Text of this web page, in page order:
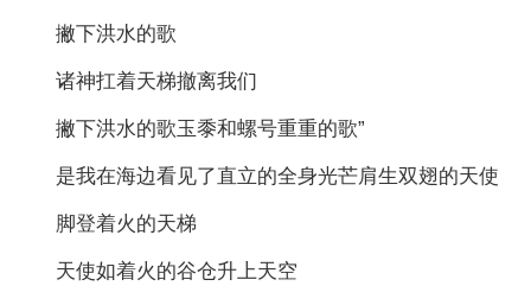
撇下洪水的歌
诸神扛着天梯撤离我们
撇下洪水的歌玉黍和螺号重重的歌”
是我在海边看见了直立的全身光芒肩生双翅的天使
脚登着火的天梯
天使如着火的谷仓升上天空